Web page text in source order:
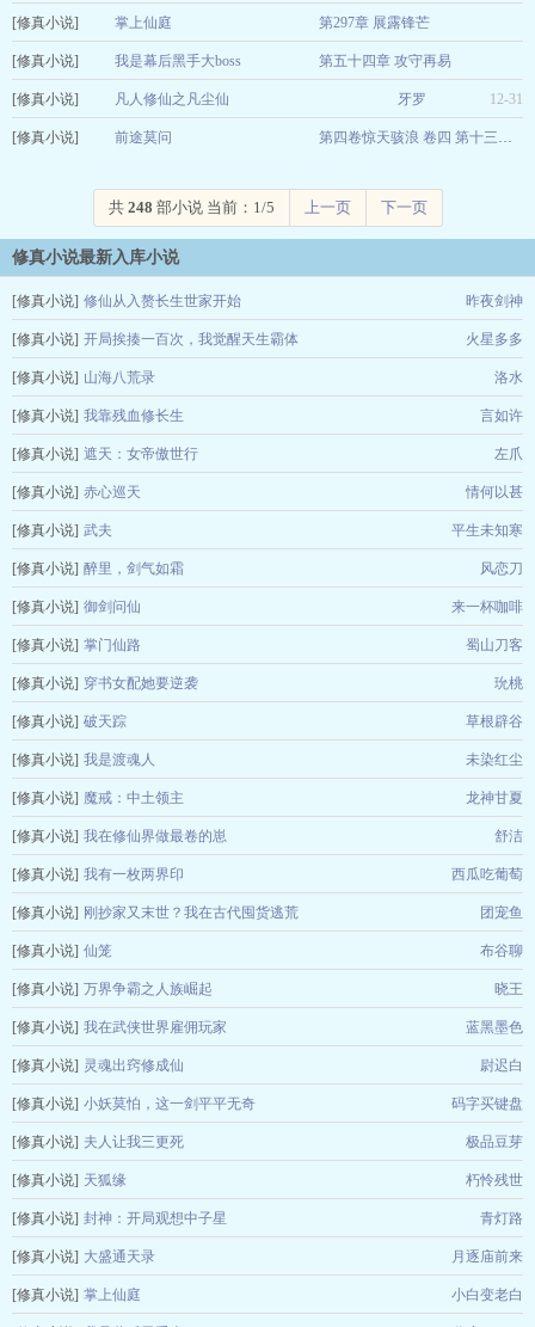
月逐庙前来
[修真小说] 掌上仙庭 第297章 展露锋芒
小白变老白
[修真小说] 我是幕后黑手大boss 第五十四章 攻守再易
作家naF11e 12-31
[修真小说] 凡人修仙之凡尘仙 牙罗 12-31
[修真小说] 前途莫问 第四卷惊天骇浪 卷四 第十三章 濒死
共 248 部小说 当前：1/5 上一页 下一页
修真小说最新入库小说
[修真小说] 修仙从入赘长生世家开始 昨夜剑神
[修真小说] 开局挨揍一百次，我觉醒天生霸体 火星多多
[修真小说] 山海八荒录 洛水
[修真小说] 我靠残血修长生 言如许
[修真小说] 遮天：女帝傲世行 左爪
[修真小说] 赤心巡天 情何以甚
[修真小说] 武夫 平生未知寒
[修真小说] 醉里，剑气如霜 风恋刀
[修真小说] 御剑问仙 来一杯咖啡
[修真小说] 掌门仙路 蜀山刀客
[修真小说] 穿书女配她要逆袭 玧桃
[修真小说] 破天踪 草根辟谷
[修真小说] 我是渡魂人 未染红尘
[修真小说] 魔戒：中土领主 龙神甘夏
[修真小说] 我在修仙界做最卷的崽 舒洁
[修真小说] 我有一枚两界印 西瓜吃葡萄
[修真小说] 刚抄家又末世？我在古代囤货逃荒 团宠鱼
[修真小说] 仙笼 布谷聊
[修真小说] 万界争霸之人族崛起 晓王
[修真小说] 我在武侠世界雇佣玩家 蓝黑墨色
[修真小说] 灵魂出窍修成仙 尉迟白
[修真小说] 小妖莫怕，这一剑平平无奇 码字买键盘
[修真小说] 夫人让我三更死 极品豆芽
[修真小说] 天狐缘 朽怜残世
[修真小说] 封神：开局观想中子星 青灯路
[修真小说] 大盛通天录 月逐庙前来
[修真小说] 掌上仙庭 小白变老白